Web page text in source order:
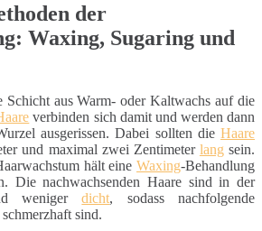
der
Waxing, Sugaring und
Schicht aus Warm- oder Kaltwachs auf die
verbinden sich damit und werden dann
ausgerissen. Dabei sollten die Haare
und maximal zwei Zentimeter lang sein.
hält eine Waxing-Behandlung
Die nachwachsenden Haare sind in der
wenigerdicht, sodass nachfolgende
sind.